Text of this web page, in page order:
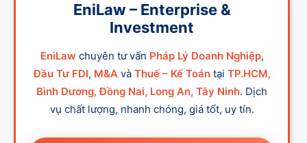
EniLaw – Enterprise &
Investment
EniLaw chuyên tư vấn Pháp Lý Doanh Nghiệp,
Đầu Tư FDI, M&Avà Thuế – Kế Toántại TP.HCM,
Bình Dương, Đồng Nai, Long An, Tây Ninh. Dịch
vụ chất lượng, nhanh chóng, giá tốt, uy tín.